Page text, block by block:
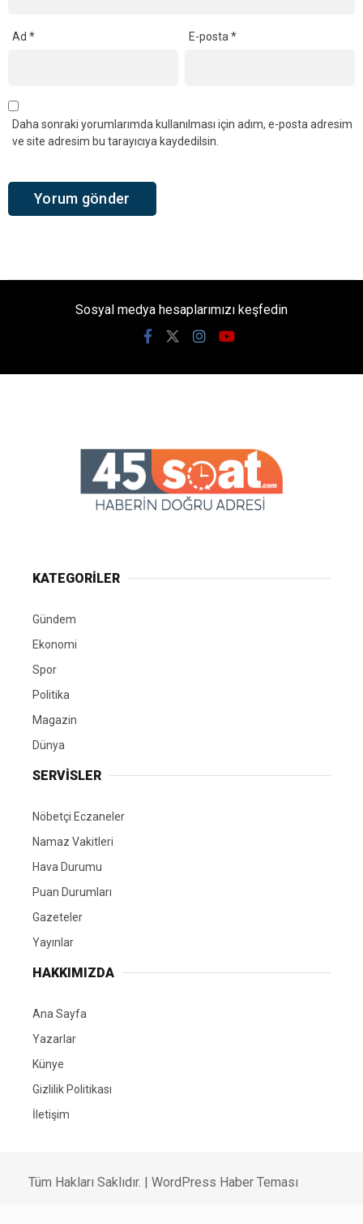
Ad * E-posta*
Daha sonraki yorumlarımda kullanılması için adım, e-posta adresim
ve site adresim bu tarayıcıya kaydedilsin.
Sosyal medya hesaplarımızı keşfedin
KATEGORİLER
Gündem
Ekonomi
Spor
Politika
Magazin
Dünya
SERVİSLER
Nöbetçi Eczaneler
Namaz Vakitleri
Hava Durumu
Puan Durumları
Gazeteler
Yayınlar
HAKKIMIZDA
Ana Sayfa
Yazarlar
Künye
Gizlilik Politikası
İletişim
Tüm Hakları Saklıdır. | WordPress Haber Teması